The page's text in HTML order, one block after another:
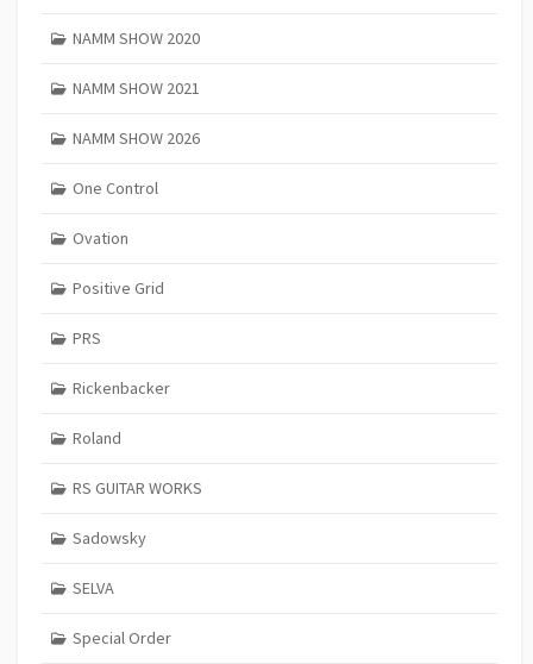
NAMM SHOW 2020
NAMM SHOW 2021
NAMM SHOW 2026
One Control
Ovation
Positive Grid
PRS
Rickenbacker
Roland
RS GUITAR WORKS
Sadowsky
SELVA
Special Order